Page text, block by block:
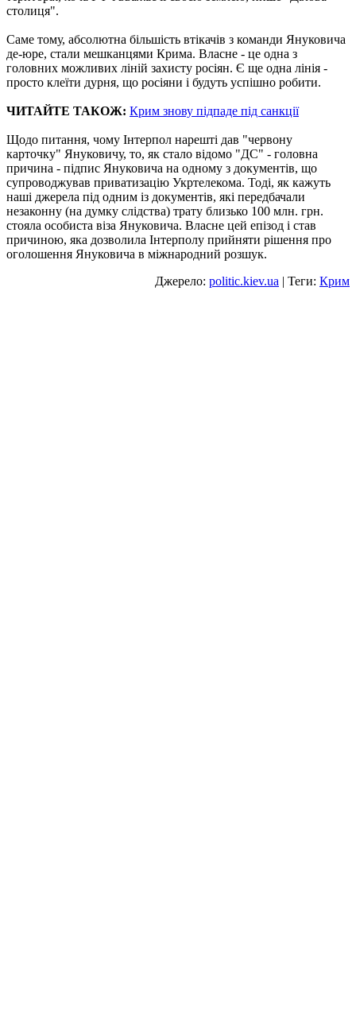
столиця".
Саме тому, абсолютна більшість втікачів з команди Януковича
де-юре, стали мешканцями Крима. Власне - це одна з
головних можливих ліній захисту росіян. Є ще одна лінія -
просто клеїти дурня, що росіяни і будуть успішно робити.
ЧИТАЙТЕ ТАКОЖ: Крим знову підпаде під санкції
Щодо питання, чому Інтерпол нарешті дав "червону
карточку" Януковичу, то, як стало відомо "ДС" - головна
причина - підпис Януковича на одному з документів, що
супроводжував приватизацію Укртелекома. Тоді, як кажуть
наші джерела під одним із документів, які передбачали
незаконну (на думку слідства) трату близько 100 млн. грн.
стояла особиста віза Януковича. Власне цей епізод і став
причиною, яка дозволила Інтерполу прийняти рішення про
оголошення Януковича в міжнародний розшук.
Джерело: politic.kiev.ua | Теги: Крим